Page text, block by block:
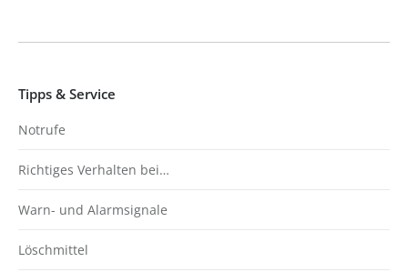
Tipps & Service
Notrufe
Richtiges Verhalten bei…
Warn- und Alarmsignale
Löschmittel